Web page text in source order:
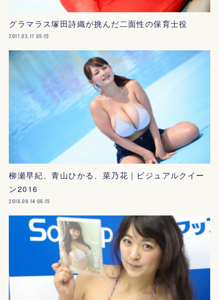
グラマラス塚田詩織が挑んだ二面性の保育士役
2017.03.17 05:15
柳瀬早紀、青山ひかる、菜乃花｜ビジュアルクイー
ン2016
2016.09.14 06:15